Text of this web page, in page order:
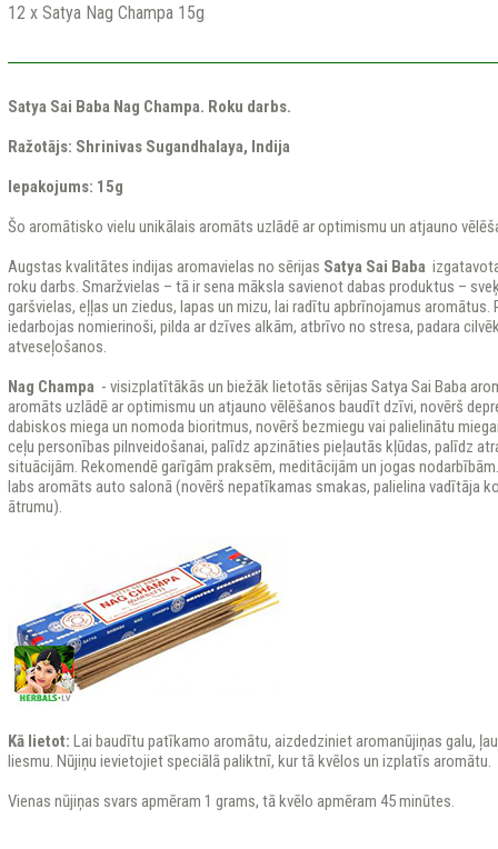
12 x Satya Nag Champa 15g
Satya Sai Baba Nag Champa. Roku darbs.
Ražotājs: Shrinivas Sugandhalaya, Indija
Iepakojums: 15g
Šo aromātisko vielu unikālais aromāts uzlādē ar optimismu un atjauno
Augstas kvalitātes indijas aromavielas no sērijas Satya Sai Baba
roku darbs. Smaržvielas – tā ir sena māksla savienot dabas produktus –
garšvielas, eļļas un ziedus, lapas un mizu, lai radītu apbrīnojamus
iedarbojas nomierinoši, pilda ar dzīves alkām, atbrīvo no stresa, padara
atveseļošanos.
Nag Champa- visizplatītākās un biežāk lietotās sērijas Satya Sai Baba
aromāts uzlādē ar optimismu un atjauno vēlēšanos baudīt dzīvi, novērš
dabiskos miega un nomoda bioritmus, novērš bezmiegu vai palielinātu
ceļu personības pilnveidošanai, palīdz apzināties pieļautās kļūdas, palīdz
situācijām. Rekomendē garīgām praksēm, meditācijām un jogas
labs aromāts auto salonā (novērš nepatīkamas smakas, palielina vadītāja
ātrumu).
Kā lietot: Lai baudītu patīkamo aromātu, aizdedziniet aromanūjiņas galu,
liesmu. Nūjiņu ievietojiet speciālā paliktnī, kur tā kvēlos un izplatīs aromātu.
Vienas nūjiņas svars apmēram 1 grams, tā kvēlo apmēram 45 minūtes.